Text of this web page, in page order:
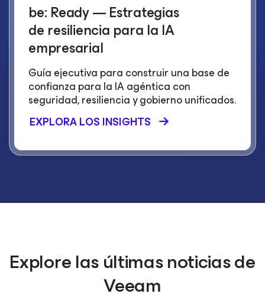
be: Ready — Estrategias
de resiliencia para la IA
empresarial
Guía ejecutiva para construir una base de
confianza para la IA agéntica con
seguridad, resiliencia y gobierno unificados.
EXPLORA LOS INSIGHTS
Explore las últimas noticias de
Veeam